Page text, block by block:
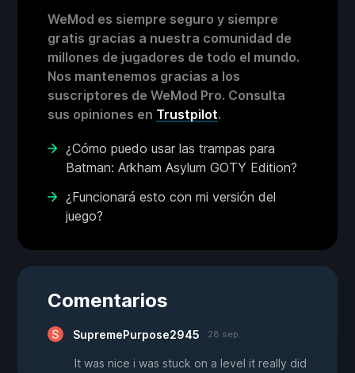
WeMod es siempre seguro y siempre
gratis gracias a nuestra comunidad de
millones de jugadores de todo el mundo.
Nos mantenemos gracias a los
suscriptores de WeMod Pro. Consulta
sus opiniones en Trustpilot.
¿Cómo puedo usar las trampas para
Batman: Arkham Asylum GOTY Edition?
¿Funcionará esto con mi versión del
juego?
Comentarios
SupremePurpose2945 28 sep.
It was nice i was stuck on a level it really did